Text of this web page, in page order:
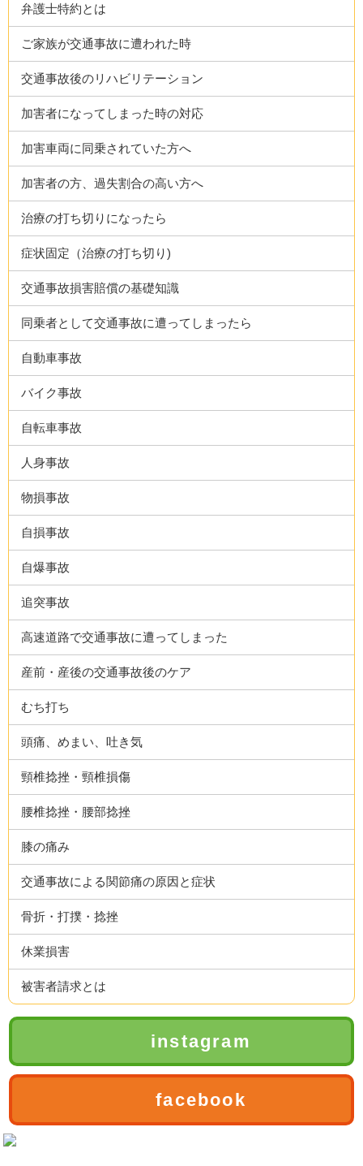
弁護士特約とは
ご家族が交通事故に遭われた時
交通事故後のリハビリテーション
加害者になってしまった時の対応
加害車両に同乗されていた方へ
加害者の方、過失割合の高い方へ
治療の打ち切りになったら
症状固定（治療の打ち切り)
交通事故損害賠償の基礎知識
同乗者として交通事故に遭ってしまったら
自動車事故
バイク事故
自転車事故
人身事故
物損事故
自損事故
自爆事故
追突事故
高速道路で交通事故に遭ってしまった
産前・産後の交通事故後のケア
むち打ち
頭痛、めまい、吐き気
頸椎捻挫・頸椎損傷
腰椎捻挫・腰部捻挫
膝の痛み
交通事故による関節痛の原因と症状
骨折・打撲・捻挫
休業損害
被害者請求とは
instagram
facebook